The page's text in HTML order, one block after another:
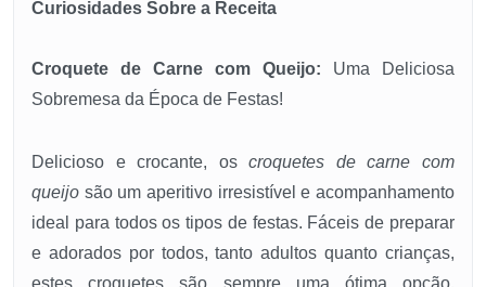
Curiosidades Sobre a Receita
Croquete de Carne com Queijo: Uma Deliciosa
Sobremesa da Época de Festas!
Delicioso e crocante, oscroquetes de carne com
queijo são um aperitivo irresistível e acompanhamento
ideal para todos os tipos de festas. Fáceis de preparar
e adorados por todos, tanto adultos quanto crianças,
estes croquetes são sempre uma ótima opção,